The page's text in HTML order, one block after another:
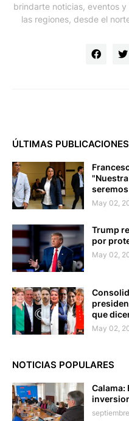
brindarte noticias, eventos
las regiones, desde el
ÚLTIMAS PUBLICACIONES
May 02,
Trump
por
May 02,
que
May 02,
NOTICIAS POPULARES